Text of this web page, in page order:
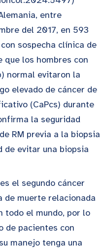
entre
del 2017, en 593
sospecha clínica de
que los hombres con
normal evitaron la
elevado de cáncer de
(CaPcs) durante
la seguridad
RM previa a la biopsia
evitar una biopsia
el segundo cáncer
de muerte relacionada
todo el mundo, por lo
de pacientes con
manejo tenga una